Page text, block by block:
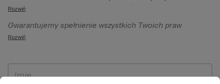
sp. z o.o. z siedziba w Warszawie, ul. Żwirki i Wigury 16, 02-
092 Warszawa. Twoje dane osobowe będą przetwarzane w
szczególności w celu wykonania umowy zawartej z Tobą, w
Patronite.pl, w tym możliwości dokonywania oraz
otrzymywania wsparcia na naszej platformie oraz
Rozwiń
Gwarantujemy spełnienie wszystkich Twoich praw
wynikających z ogólnego rozporządzenia o ochronie
ich przenoszenia, niepodlegania zautomatyzowanemu
Rozwiń